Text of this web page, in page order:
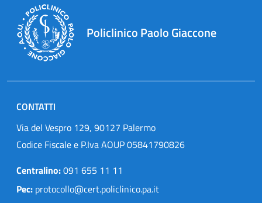
Policlinico Paolo Giaccone
CONTATTI
Via del Vespro 129, 90127 Palermo
Codice Fiscale e P.Iva AOUP 05841790826
Centralino:091 655 11 11
Pec: protocollo@cert.policlinico.pa.it